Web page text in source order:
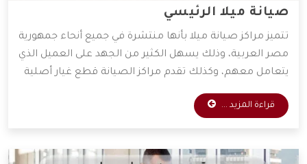
صيانة ميلا الرئيسي
تتميز مراكز صيانة ميلا بأنها منتشرة في جميع أنحاء جمهورية
مصر العربية، وذلك يسهل الكثير من الجهد على العميل الذي
يتعامل معهم، وكذلك تقدم مراكز الصيانة قطع غيار أصلية
وخدمات صيانة بأقل الأسعار الممكنة، ولذلك يفضل التعامل
معها الكثير من العملاء، وسوف نوضح لكم أهم المميزات
قراءة المزيد ...